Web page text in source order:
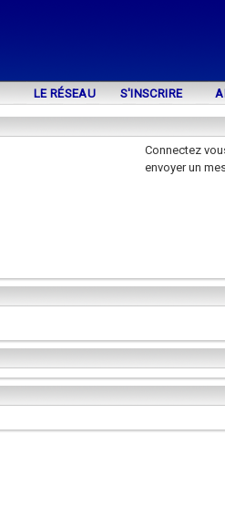
LE RÉSEAU S'INSCRIRE
Connectez
envoyer un